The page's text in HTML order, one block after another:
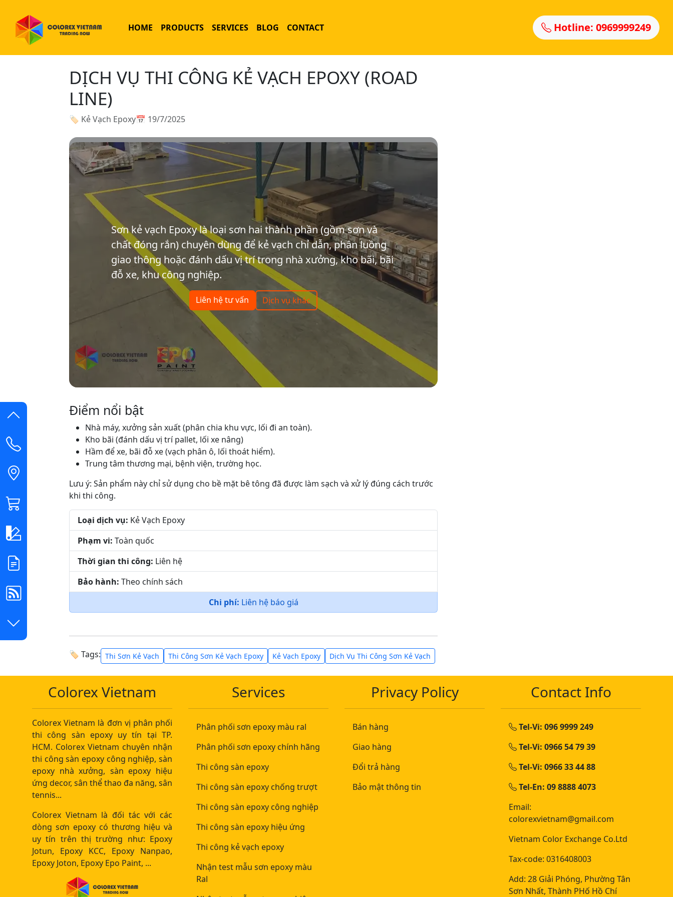
HOME PRODUCTS SERVICES BLOG CONTACT Hotline: 0969999249
DỊCH VỤ THI CÔNG KẺ VẠCH EPOXY (ROAD
LINE)
🏷 Kẻ Vạch Epoxy📅 19/7/2025
Sơn kẻ vạch Epoxy là loại sơn hai thành phần (gồm sơn và
chất đóng rắn) chuyên dùng để kẻ vạch chỉ dẫn, phân luồng
giao thông hoặc đánh dấu vị trí trong nhà xưởng, kho bãi, bãi
đỗ xe, khu công nghiệp.
Liên hệ tư vấn Dịch vụ khác
Điểm nổi bật
Nhà máy, xưởng sản xuất (phân chia khu vực, lối đi an toàn).
Kho bãi (đánh dấu vị trí pallet, lối xe nâng)
Hầm để xe, bãi đỗ xe (vạch phân ô, lối thoát hiểm).
Trung tâm thương mại, bệnh viện, trường học.
Lưu ý: Sản phẩm này chỉ sử dụng cho bề mặt bê tông đã được làm sạch và xử lý đúng cách trước
khi thi công.
Loại dịch vụ: Kẻ Vạch Epoxy
Phạm vi: Toàn quốc
Thời gian thi công: Liên hệ
Bảo hành: Theo chính sách
Chi phí: Liên hệ báo giá
🏷 Tags: Thi Sơn Kẻ Vạch Thi Công Sơn Kẻ Vạch Epoxy Kẻ Vạch Epoxy Dịch Vụ Thi Công Sơn Kẻ Vạch
Colorex Vietnam
Colorex Vietnam là đơn vị phân phối
thi công sàn epoxy uy tín tại TP.
HCM. Colorex Vietnam chuyên nhận
thi công sàn epoxy công nghiệp, sàn
epoxy nhà xưởng, sàn epoxy hiệu
ứng decor, sân thể thao đa năng, sân
tennis...
Colorex Vietnam là đối tác với các
dòng sơn epoxy có thương hiệu và
uy tín trên thị trường như: Epoxy
Jotun, Epoxy KCC, Epoxy Nanpao,
Epoxy Joton, Epoxy Epo Paint, ...
Services
Phân phối sơn epoxy màu ral
Phân phối sơn epoxy chính hãng
Thi công sàn epoxy
Thi công sàn epoxy chống trượt
Thi công sàn epoxy công nghiệp
Thi công sàn epoxy hiệu ứng
Thi công kẻ vạch epoxy
Nhận test mẫu sơn epoxy màu
Ral
Privacy Policy
Bán hàng
Giao hàng
Đổi trả hàng
Bảo mật thông tin
Contact Info
Tel-Vi: 096 9999 249
Tel-Vi: 0966 54 79 39
Tel-Vi: 0966 33 44 88
Tel-En: 09 8888 4073
Email:
colorexvietnam@gmail.com
Vietnam Color Exchange Co.Ltd
Tax-code: 0316408003
Add: 28 Giải Phóng, Phường Tân
Sơn Nhất, Thành PHố Hồ Chí